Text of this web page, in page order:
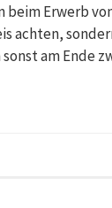
beim Erwerb
achten,
sonst am Ende